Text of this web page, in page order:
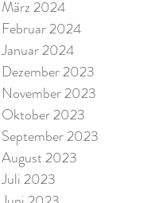
März 2024
Februar 2024
Januar 2024
Dezember 2023
November 2023
Oktober 2023
September 2023
August 2023
Juli 2023